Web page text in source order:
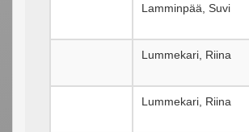
Lamminpää, Suvi
Lummekari, Riina
Lummekari, Riina